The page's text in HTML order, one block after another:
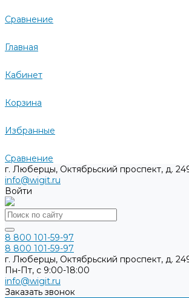
Сравнение
Главная
Кабинет
Корзина
Избранные
Сравнение
г. Люберцы, Октябрьский проспект, д.
info@wigit.ru
Войти
8 800 101-59-97
8 800 101-59-97
г. Люберцы, Октябрьский проспект, д.
Пн-Пт, с 9:00-18:00
info@wigit.ru
Заказать звонок